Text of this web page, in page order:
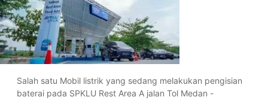
Salah satu Mobil listrik yang sedang melakukan pengisian
baterai pada SPKLU Rest Area A jalan Tol Medan -